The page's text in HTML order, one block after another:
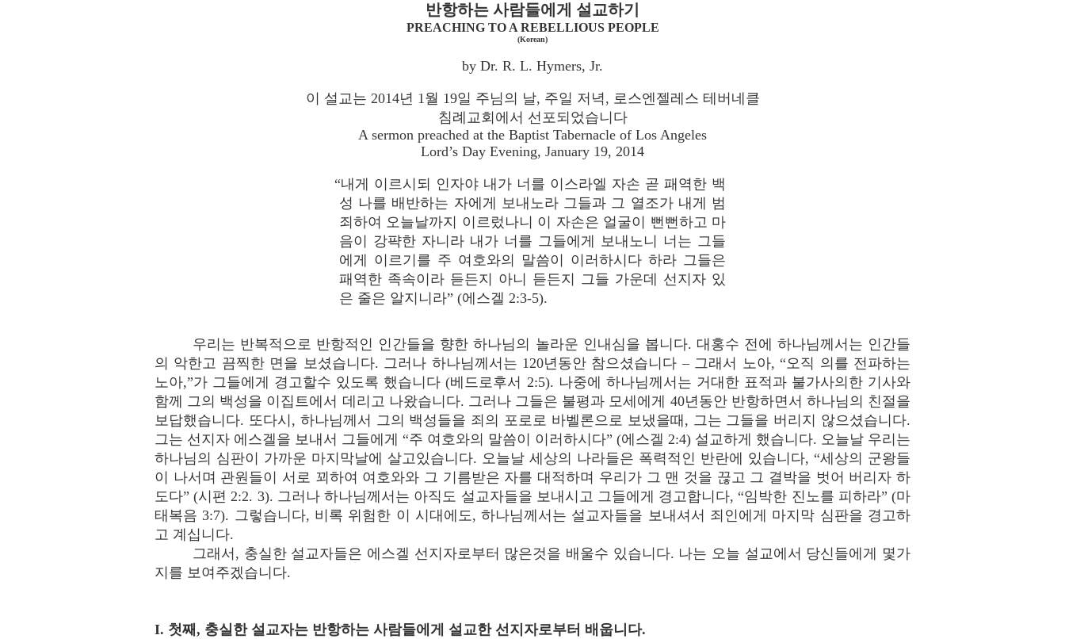
반항하는 사람들에게 설교하기
PREACHING TO A REBELLIOUS PEOPLE
(Korean)
by Dr. R. L. Hymers, Jr.
이 설교는 2014년 1월 19일 주님의 날, 주일 저녁, 로스엔젤레스 테버네클
침례교회에서 선포되었습니다
A sermon preached at the Baptist Tabernacle of Los Angeles
Lord’s Day Evening, January 19, 2014
“내게 이르시되 인자야 내가 너를 이스라엘 자손 곧 패역한 백
성 나를 배반하는 자에게 보내노라 그들과 그 열조가 내게 범
죄하여 오늘날까지 이르렀나니 이 자손은 얼굴이 뻔뻔하고 마
음이 강퍅한 자니라 내가 너를 그들에게 보내노니 너는 그들
에게 이르기를 주 여호와의 말씀이 이러하시다 하라 그들은
패역한 족속이라 듣든지 아니 듣든지 그들 가운데 선지자 있
은 줄은 알지니라” (에스겔 2:3-5).
우리는 반복적으로 반항적인 인간들을 향한 하나님의 놀라운 인내심을 봅니다. 대홍수 전에 하나님께서는 인간들
의 악한고 끔찍한 면을 보셨습니다. 그러나 하나님께서는 120년동안 참으셨습니다 – 그래서 노아, “오직 의를 전파하는
노아,”가 그들에게 경고할수 있도록 했습니다 (베드로후서 2:5). 나중에 하나님께서는 거대한 표적과 불가사의한 기사와
함께 그의 백성을 이집트에서 데리고 나왔습니다. 그러나 그들은 불평과 모세에게 40년동안 반항하면서 하나님의 친절을
보답했습니다. 또다시, 하나님께서 그의 백성들을 죄의 포로로 바벨론으로 보냈을때, 그는 그들을 버리지 않으셨습니다.
그는 선지자 에스겔을 보내서 그들에게 “주 여호와의 말씀이 이러하시다” (에스겔 2:4) 설교하게 했습니다. 오늘날 우리는
하나님의 심판이 가까운 마지막날에 살고있습니다. 오늘날 세상의 나라들은 폭력적인 반란에 있습니다, “세상의 군왕들
이 나서며 관원들이 서로 꾀하여 여호와와 그 기름받은 자를 대적하며 우리가 그 맨 것을 끊고 그 결박을 벗어 버리자 하
도다” (시편 2:2. 3). 그러나 하나님께서는 아직도 설교자들을 보내시고 그들에게 경고합니다, “임박한 진노를 피하라” (마
태복음 3:7). 그렇습니다, 비록 위험한 이 시대에도, 하나님께서는 설교자들을 보내셔서 죄인에게 마지막 심판을 경고하
고 계십니다.
그래서, 충실한 설교자들은 에스겔 선지자로부터 많은것을 배울수 있습니다. 나는 오늘 설교에서 당신들에게 몇가
지를 보여주겠습니다.
I. 첫째, 충실한 설교자는 반항하는 사람들에게 설교한 선지자로부터 배웁니다.